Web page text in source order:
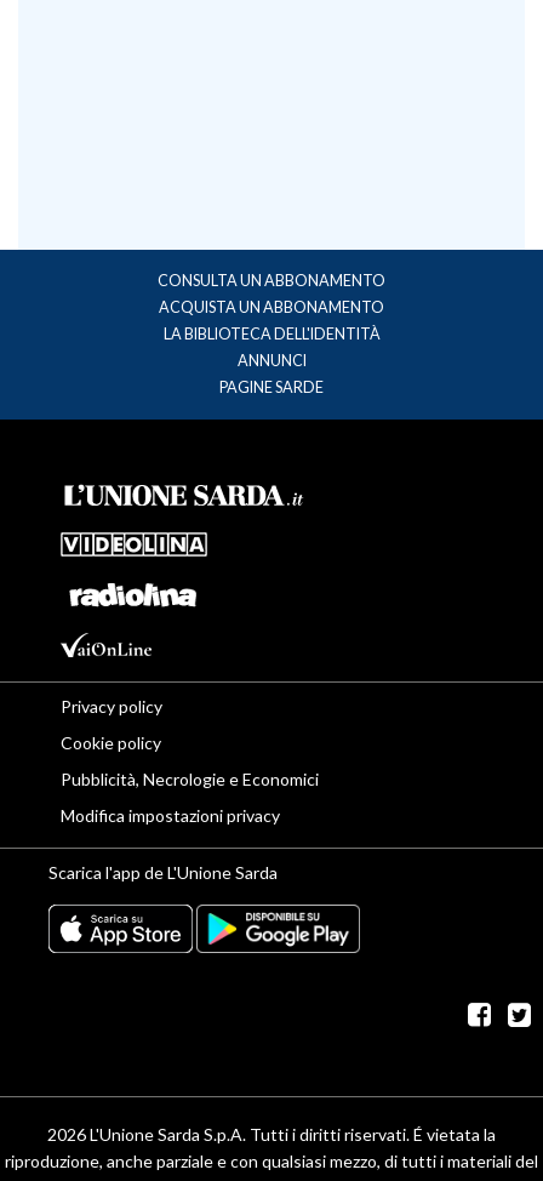
CONSULTA UN ABBONAMENTO
ACQUISTA UN ABBONAMENTO
LA BIBLIOTECA DELL'IDENTITÀ
ANNUNCI
PAGINE SARDE
Privacy policy
Cookie policy
Pubblicità, Necrologie e Economici
Modifica impostazioni privacy
Scarica l'app de L'Unione Sarda
2026 L'Unione Sarda S.p.A. Tutti i diritti riservati. É vietata la
riproduzione, anche parziale e con qualsiasi mezzo, di tutti i materiali del